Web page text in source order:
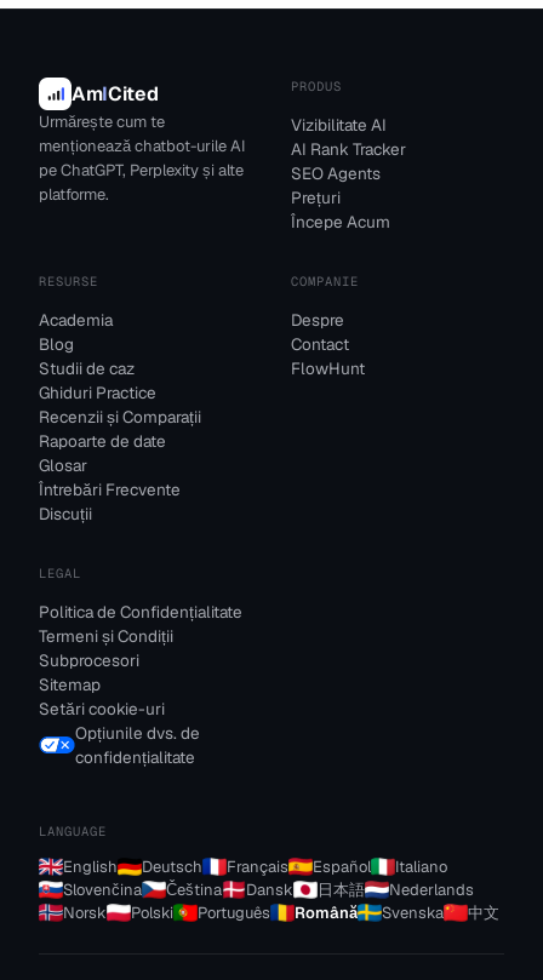
AmICited
Urmărește cum te
menționează chatbot-urile AI
pe ChatGPT, Perplexity și alte
platforme.
PRODUS
Vizibilitate AI
AI Rank Tracker
SEO Agents
Prețuri
Începe Acum
RESURSE
Academia
Blog
Studii de caz
Ghiduri Practice
Recenzii și Comparații
Rapoarte de date
Glosar
Întrebări Frecvente
Discuții
COMPANIE
Despre
Contact
FlowHunt
LEGAL
Politica de Confidențialitate
Termeni și Condiții
Subprocesori
Sitemap
Setări cookie-uri
Opțiunile dvs. de
confidențialitate
LANGUAGE
English Deutsch Français Español
Italiano
Slovenčina
Čeština Dansk 日本語
Nederlands
Norsk
Polski Português Română Svenska 中文